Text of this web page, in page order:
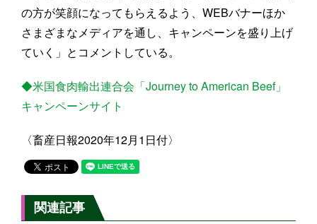
の方が笑顔になってもらえるよう、WEBバナーほか
さまざまなメディアを通し、キャンペーンを盛り上げ
ていく」とコメントしている。
◆米国食肉輸出連合会「Journey to American Beef」
キャンペーンサイト
〈畜産日報2020年12月1日付〉
関連記事